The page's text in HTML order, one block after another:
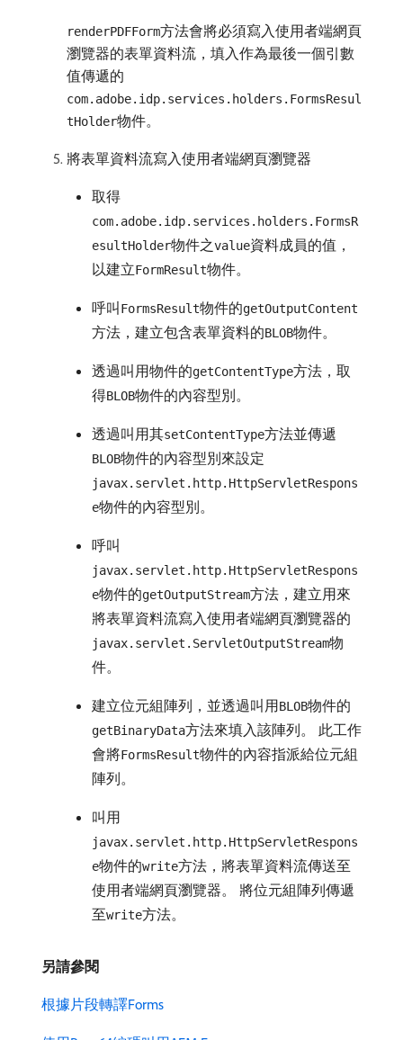
renderPDFForm方法會將必須寫入使用者端網頁
瀏覽器的表單資料流，填入作為最後一個引數
值傳遞的
com.adobe.idp.services.holders.FormsResul
tHolder物件。
將表單資料流寫入使用者端網頁瀏覽器
取得
com.adobe.idp.services.holders.FormsR
esultHolder物件之value資料成員的值，
以建立FormResult物件。
呼叫 FormsResult物件的getOutputContent
方法，建立包含表單資料的BLOB物件。
透過叫用物件的getContentType方法，取
得BLOB物件的內容型別。
透過叫用其setContentType方法並傳遞
BLOB物件的內容型別來設定
javax.servlet.http.HttpServletRespons
e物件的內容型別。
呼叫
javax.servlet.http.HttpServletRespons
e物件的getOutputStream方法，建立用來
將表單資料流寫入使用者端網頁瀏覽器的
javax.servlet.ServletOutputStream物
件。
建立位元組陣列，並透過叫用BLOB物件的
getBinaryData方法來填入該陣列。 此工作
會將FormsResult物件的內容指派給位元組
陣列。
叫用
javax.servlet.http.HttpServletRespons
e物件的write方法，將表單資料流傳送至
使用者端網頁瀏覽器。 將位元組陣列傳遞
至write方法。
另請參閱
根據片段轉譯Forms